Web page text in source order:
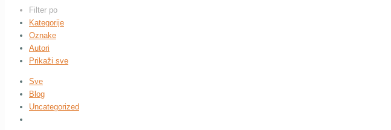
Filter po
Kategorije
Oznake
Autori
Prikaži sve
Sve
Blog
Uncategorized